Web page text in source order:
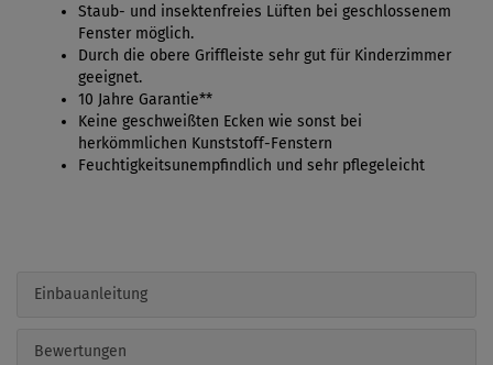
Staub- und insektenfreies Lüften bei geschlossenem
Fenster möglich.
Durch die obere Griffleiste sehr gut für Kinderzimmer
geeignet.
10 Jahre Garantie**
Keine geschweißten Ecken wie sonst bei
herkömmlichen Kunststoff-Fenstern
Feuchtigkeitsunempfindlich und sehr pflegeleicht
Einbauanleitung
Bewertungen